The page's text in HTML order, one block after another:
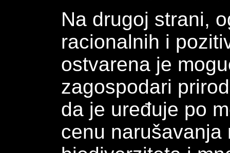
Na drugoj strani,
racionalnih i
ostvarena je
zagospodari
da je uređuje po
cenu